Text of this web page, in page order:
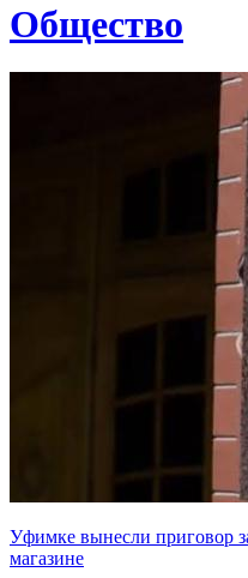
Общество
Уфимке вынесли приговор
магазине